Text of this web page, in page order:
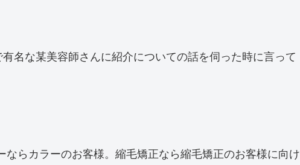
名な某美容師さんに紹介についての話を伺った時に言って
ならカラーのお客様。縮毛矯正なら縮毛矯正のお客様に向け